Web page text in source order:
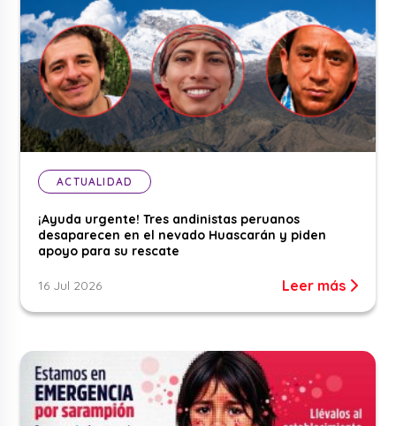
ACTUALIDAD
¡Ayuda urgente! Tres andinistas peruanos
desaparecen en el nevado Huascarán y piden
apoyo para su rescate
16 Jul 2026 Leer más